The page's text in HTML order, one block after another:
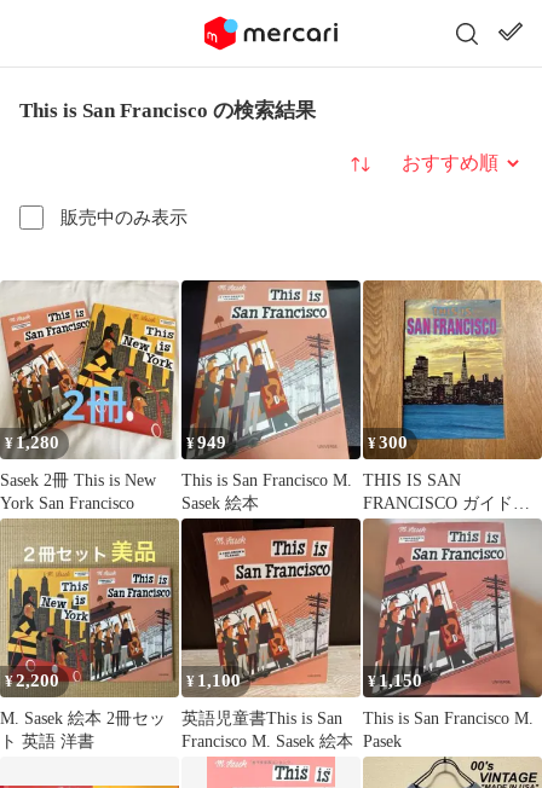
This is San Francisco の検索結果
販売中のみ表示
並び替え
¥1,280
Sasek 2冊 This is New
York San Francisco
¥949
This is San Francisco M.
Sasek 絵本
¥300
THIS IS SAN
FRANCISCO ガイドブ
ック
¥2,200
M. Sasek 絵本 2冊セッ
ト 英語 洋書
¥ 1,100
英語児童書This is San
Francisco M. Sasek 絵本
¥1,150
This is San Francisco M.
Pasek